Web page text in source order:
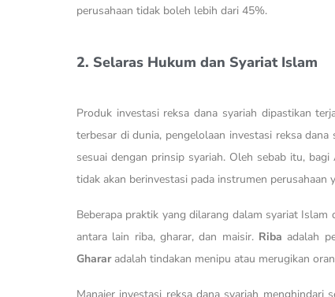
perusahaan tidak boleh lebih dari 45%.
2. Selaras Hukum dan Syariat Islam
Produk investasi reksa dana syariah dipastikan
terbesar di dunia, pengelolaan investasi reksa
sesuai dengan prinsip syariah. Oleh sebab itu,
tidak akan berinvestasi pada instrumen
Beberapa praktik yang dilarang dalam syariat
antara lain riba, gharar, dan maisir. Riba adalah
Gharar adalah tindakan menipu atau merugikan